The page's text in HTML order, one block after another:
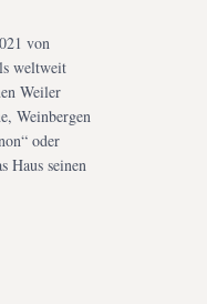
von
weltweit
Weiler
Weinbergen
oder
Haus seinen